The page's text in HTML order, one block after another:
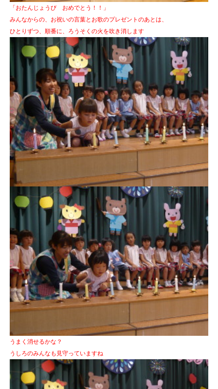
「おたんじょうび おめでとう！！」
みんなからの、お祝いの言葉とお歌のプレゼントのあとは、
ひとりずつ、順番に、ろうそくの火を吹き消します
うまく消せるかな？
うしろのみんなも見守っていますね